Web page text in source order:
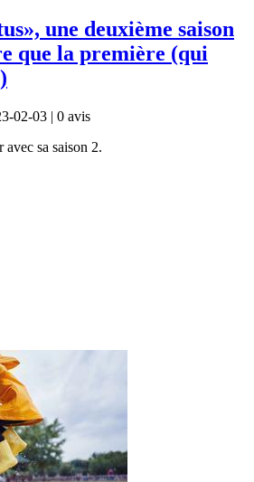
une deuxième saison
que la première (qui
02-03 | 0 avis
avec sa saison 2.